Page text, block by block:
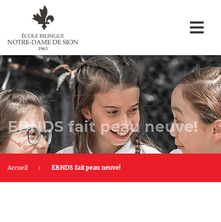
EBNDS fait peau neuve!
Accueil EBNDS fait peau neuve!